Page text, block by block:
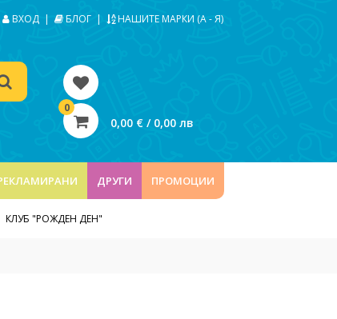
ВХОД | БЛОГ | НАШИТЕ МАРКИ (А - Я)
0
0,00 € / 0,00 лв
ДРУГИ ПРОМОЦИИ
КЛУБ "РОЖДЕН ДЕН"